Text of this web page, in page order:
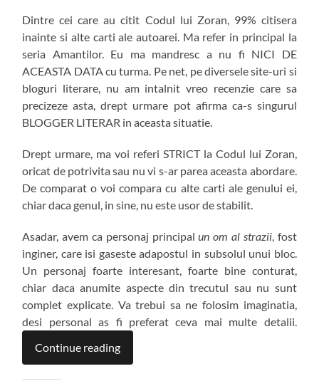
Dintre cei care au citit Codul lui Zoran, 99% citisera
inainte si alte carti ale autoarei. Ma refer in principal la
seria Amantilor. Eu ma mandresc a nu fi NICI DE
ACEASTA DATA cu turma. Pe net, pe diversele site-uri si
bloguri literare, nu am intalnit vreo recenzie care sa
precizeze asta, drept urmare pot afirma ca-s singurul
BLOGGER LITERAR in aceasta situatie.
Drept urmare, ma voi referi STRICT la Codul lui Zoran,
oricat de potrivita sau nu vi s-ar parea aceasta abordare.
De comparat o voi compara cu alte carti ale genului ei,
chiar daca genul, in sine, nu este usor de stabilit.
Asadar, avem ca personaj principalun om al strazii, fost
inginer, care isi gaseste adapostul in subsolul unui bloc.
Un personaj foarte interesant, foarte bine conturat,
chiar daca anumite aspecte din trecutul sau nu sunt
complet explicate. Va trebui sa ne folosim imaginatia,
desi personal as fi preferat ceva mai multe detalii.
Continue reading